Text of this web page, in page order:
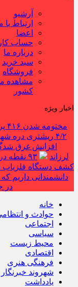
آرشیو
ارتباط با
اعضا
حساب
درباره ما
سبد خرید
فروشگاه
مشاهده
کشور
اخبار ویژه
مختومه شدن ۴۱۶ پرونده در هیئت‌های صلح ایلام
۴/۲ ریشتری دره شهر را لرزاند
افزایش غرق
لرزاند
۹۳ نقطه در استان ایلام مورد تهاجم قرار گرفته است
کشف دستگاه فلزیاب
دانشمندانی داریم
در جمع ۱۰ کشور برتر
خانه
حوادث و
اجتماعی
سیاسی
محیط زیست
اقتصادی
فرهنگی هنری
شهروند خبرنگار
یادداشت